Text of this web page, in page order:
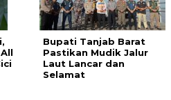
Bupati Tanjab Barat
Pastikan Mudik Jalur
Laut Lancar dan
Selamat